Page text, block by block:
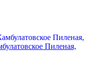
Пиленая,